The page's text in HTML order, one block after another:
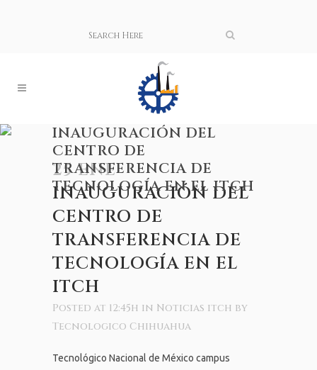
INAUGURACIÓN DEL
CENTRO DE
TRANSFERENCIA DE
TECNOLOGÍA EN EL ITCH
25 ENE
INAUGURACIÓN DEL
CENTRO DE
TRANSFERENCIA DE
TECNOLOGÍA EN EL
ITCH
Posted at 12:45h in Noticias itch by
Tecnologico Chihuahua
Tecnológico Nacional de México campus